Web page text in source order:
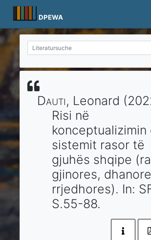
content
DPEWA
Dauti, Leonard
Risi në
konceptualizimin
sistemit rasor të
gjuhës shqipe
gjinores,
rrjedhores). In:
S.55-88.